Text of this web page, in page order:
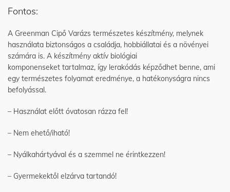
Fontos:
A Greenman Cipő Varázs természetes készítmény, melynek
használata biztonságos a családja, hobbiállatai és a növényei
számára is. A készítmény aktív biológiai
komponenseket tartalmaz, így lerakódás képződhet benne, ami
egy természetes folyamat eredménye, a hatékonyságra nincs
befolyással.
– Használat előtt óvatosan rázza fel!
– Nem ehető/iható!
– Nyálkahártyával és a szemmel ne érintkezzen!
– Gyermekektől elzárva tartandó!